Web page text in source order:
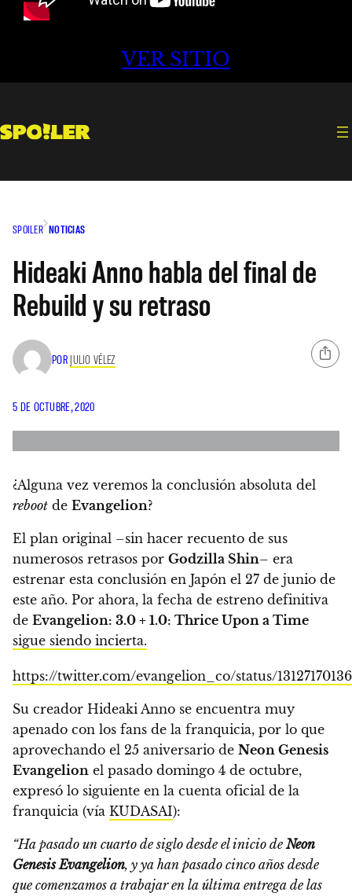
VER SITIO
SPOILER NOTICIAS
Hideaki Anno habla del final de
Rebuild y su retraso
POR JULIO VÉLEZ
5 DE OCTUBRE, 2020
¿Alguna vez veremos la conclusión absoluta del
reboot de Evangelion?
El plan original –sin hacer recuento de sus
numerosos retrasos por Godzilla Shin– era
estrenar esta conclusión en Japón el 27 de junio de
este año. Por ahora, la fecha de estreno definitiva
de Evangelion: 3.0 + 1.0: Thrice Upon a Time
sigue siendo incierta.
https://twitter.com/evangelion_co/status/
Su creador Hideaki Anno se encuentra muy
apenado con los fans de la franquicia, por lo que
aprovechando el 25 aniversario de Neon Genesis
Evangelion el pasado domingo 4 de octubre,
expresó lo siguiente en la cuenta oficial de la
franquicia (vía KUDASAI):
“Ha pasado un cuarto de siglo desde el inicio deNeon
Genesis Evangelion, y ya han pasado cinco años desde
que comenzamos a trabajar en la última entrega de las